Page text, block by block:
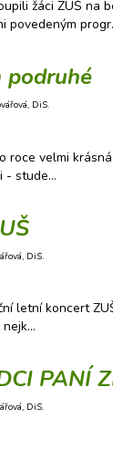
žáci ZUŠ na
povedeným
podruhé
DiS.
roce velmi
- stude…
DiS.
letní koncert
PANÍ
DiS.